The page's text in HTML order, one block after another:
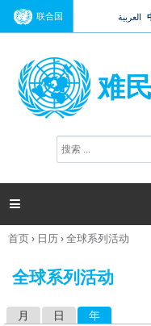
联合国 العربية
难
搜
索

你
这
首页› 日历›全球系列活动
全球系列活动
月 日 年